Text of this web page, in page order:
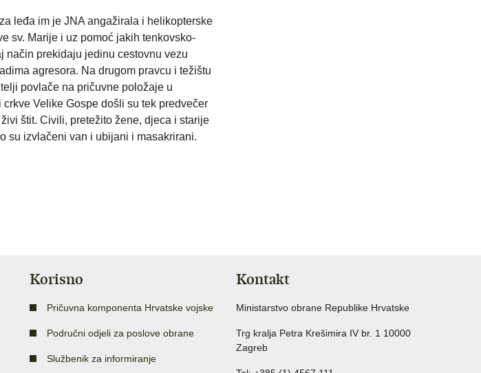
leđa im je JNA angažirala i helikopterske
sv. Marije i uz pomoć jakih tenkovsko-
način prekidaju jedinu cestovnu vezu
agresora. Na drugom pravcu i težištu
povlače na pričuvne položaje u
Velike Gospe došli su tek predvečer
štit. Civili, pretežito žene, djeca i starije
su izvlačeni van i ubijani i masakrirani.
Korisno
Pričuvna komponenta Hrvatske vojske
Područni odjeli za poslove obrane
Službenik za informiranje
Kontakt
Ministarstvo obrane Republike Hrvatske
Trg kralja Petra Krešimira IV br. 1 10000
Zagreb